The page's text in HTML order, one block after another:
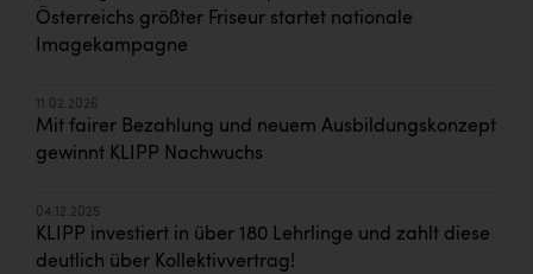
Österreichs größter Friseur startet nationale
Imagekampagne
11.02.2026
Mit fairer Bezahlung und neuem Ausbildungskonzept
gewinnt KLIPP Nachwuchs
04.12.2025
KLIPP investiert in über 180 Lehrlinge und zahlt diese
deutlich über Kollektivvertrag!